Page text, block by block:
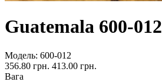
Guatemala 600-012
Модель: 600-012
356.80 грн. 413.00 грн.
Вага